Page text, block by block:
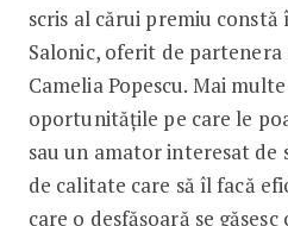
scris al cărui premiu
Salonic, oferit de
Camelia Popescu. Mai
oportunitățile pe care le
sau un amator interesat
de calitate care să îl facă
care o desfășoară se găsesc